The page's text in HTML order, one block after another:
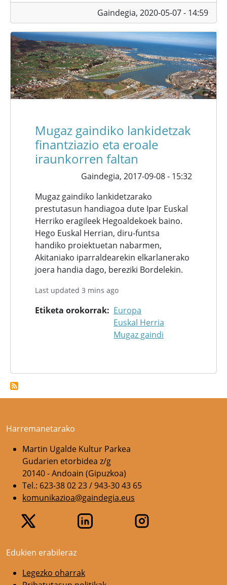
Gaindegia, 2020-05-07 - 14:59
Mugaz gaindiko lankidetzak
finantziazio eta eroale
iraunkorren faltan
Gaindegia, 2017-09-08 - 15:32
Mugaz gaindiko lankidetzarako
prestutasun handiagoa dute Ipar Euskal
Herriko eragileek Hegoaldekoek baino.
Hego Euskal Herrian, diru-funtsa
handiko proiektuetan nabarmen,
Akitaniako iparraldearekin elkarlanerako
joera handia dago, bereziki Bordelekin.
Last updated 3 mins ago
Etiketa orokorrak
Europa
Euskal Herria
Mugaz gaindi
Harremanetarako
Martin Ugalde Kultur Parkea
Gudarien etorbidea z/g
20140 - Andoain (Gipuzkoa)
Tel.: 623-38 02 23 / 943-30 43 65
komunikazioa@gaindegia.eus
Edukien erabileraz
Legezko oharrak